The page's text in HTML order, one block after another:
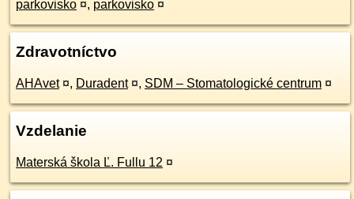
parkovisko ¤, parkovisko ¤
Zdravotníctvo
AHAvet ¤, Duradent ¤, SDM – Stomatologické centrum ¤
Vzdelanie
Materská škola Ľ. Fullu 12 ¤